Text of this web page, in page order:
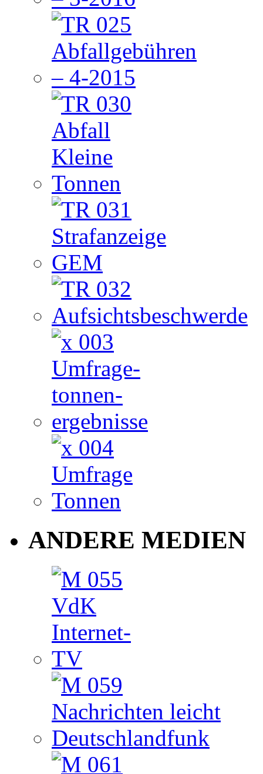
ANDERE MEDIEN